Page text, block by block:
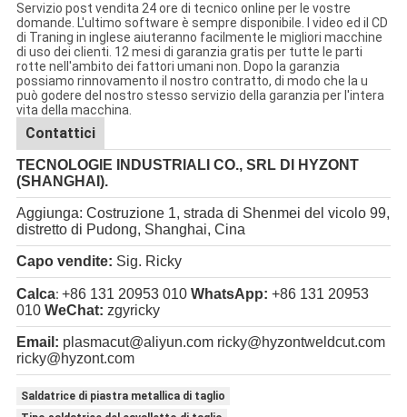
Servizio post vendita 24 ore di tecnico online per le vostre
domande. L'ultimo software è sempre disponibile. I video ed il CD
di Traning in inglese aiuteranno facilmente le migliori macchine
di uso dei clienti. 12 mesi di garanzia gratis per tutte le parti
rotte nell'ambito dei fattori umani non. Dopo la garanzia
possiamo rinnovamento il nostro contratto, di modo che la u
può godere del nostro stesso servizio della garanzia per l'intera
vita della macchina.
Contattici
TECNOLOGIE INDUSTRIALI CO., SRL DI HYZONT
(SHANGHAI).
Aggiunga: Costruzione 1, strada di Shenmei del vicolo 99,
distretto di Pudong, Shanghai, Cina
Capo vendite: Sig. Ricky
Calca: +86 131 20953 010 WhatsApp: +86 131 20953
010 WeChat: zgyricky
Email: plasmacut@aliyun.comricky@hyzontweldcut.com
ricky@hyzont.com
Saldatrice di piastra metallica di taglio